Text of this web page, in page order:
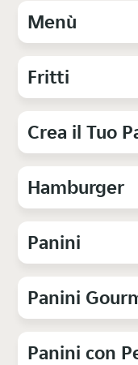
Menù
Fritti
Crea il Tuo
Hamburger
Panini
Panini
Panini con